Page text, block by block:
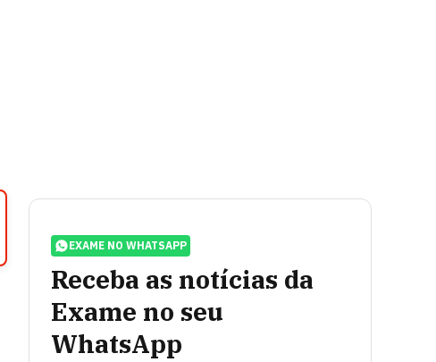
EXAME NO WHATSAPP
Receba as notícias da
Exame no seu
WhatsApp